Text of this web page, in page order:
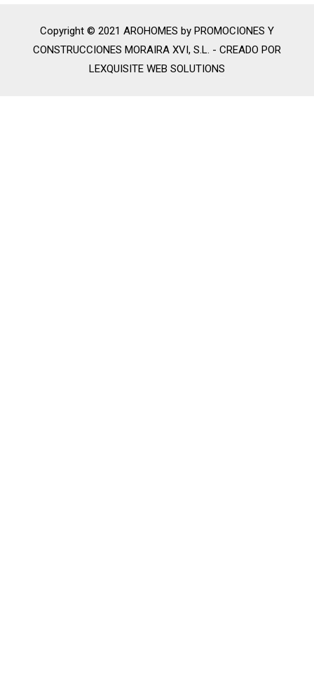
Copyright © 2021 AROHOMES by PROMOCIONES Y
CONSTRUCCIONES MORAIRA XVI, S.L. - CREADO POR
LEXQUISITE WEB SOLUTIONS